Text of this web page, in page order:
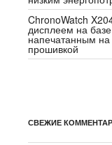
ChronoWatch
дисплеем на
напечатанным на
прошивкой
СВЕЖИЕ